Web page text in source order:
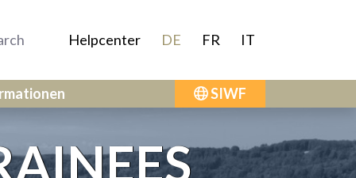
Helpcenter DE FR IT
SIWF